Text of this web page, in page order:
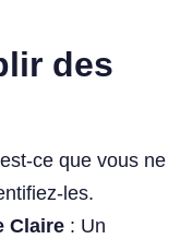
des
ce que vous ne
les.
Claire : Un